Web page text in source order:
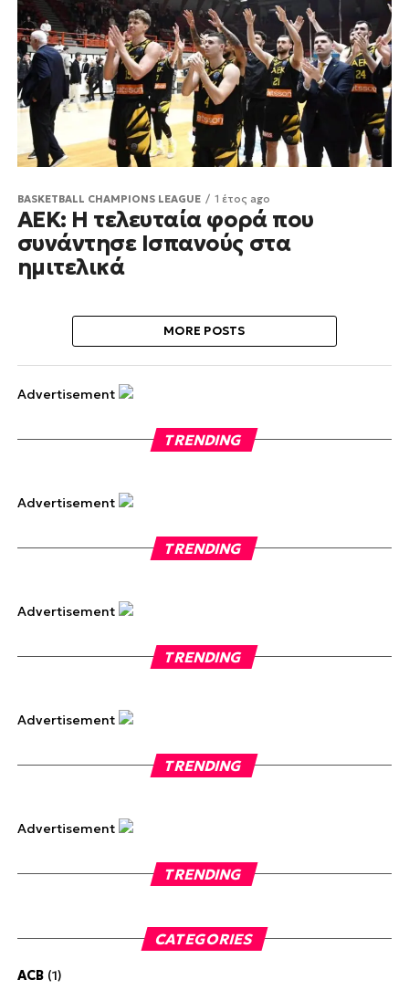
BASKETBALL CHAMPIONS LEAGUE 1 έτος ago
ΑΕΚ: Η τελευταία φορά που
συνάντησε Ισπανούς στα
ημιτελικά
MORE POSTS
Advertisement
TRENDING
Advertisement
TRENDING
Advertisement
TRENDING
Advertisement
TRENDING
Advertisement
TRENDING
CATEGORIES
ACB(1)